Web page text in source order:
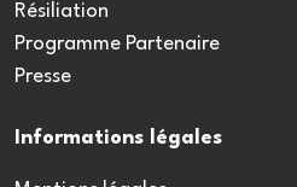
Résiliation
Programme Partenaire
Presse
Informations légales